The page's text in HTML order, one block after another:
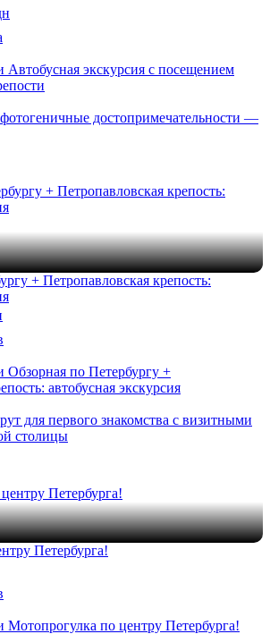
достопримечательности —
+ Петропавловская крепость:
для первого знакомства с визитными
столицы
Петербурга!